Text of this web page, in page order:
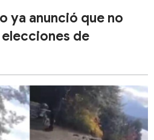
ya anunció que no
de